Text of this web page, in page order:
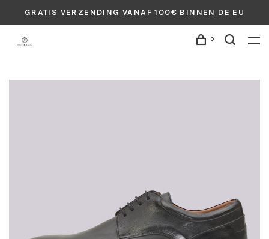
GRATIS VERZENDING VANAF 100€ BINNEN DE EU
0